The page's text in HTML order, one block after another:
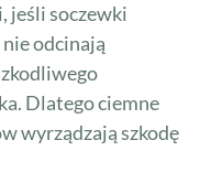
jeśli soczewki
odcinają
Dlatego ciemne
wyrządzają szkodę